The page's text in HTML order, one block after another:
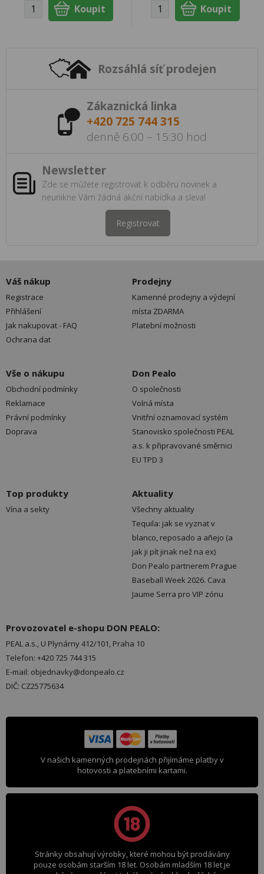
Rozsáhlá síť prodejen
Zákaznická linka
+420 725 744 315
denně 6:00 – 15:30 hod
Newsletter
Zde se můžete registrovat k odběru novinek a
neunikne Vám žádná akční nabídka a sleva!
Registrovat
Váš nákup
Registrace
Přihlášení
Jak nakupovat - FAQ
Ochrana dat
Prodejny
Kamenné prodejny a výdejní
místa ZDARMA
Platební možnosti
Vše o nákupu
Obchodní podmínky
Reklamace
Právní podmínky
Doprava
Don Pealo
O společnosti
Volná místa
Vnitřní oznamovací systém
Stanovisko společnosti PEAL
a.s. k připravované směrnici
EU TPD 3
Top produkty
Vína a sekty
Aktuality
Všechny aktuality
Tequila: jak se vyznat v
blanco, reposado a añejo (a
jak ji pít jinak než na ex)
Don Pealo partnerem Prague
Baseball Week 2026. Cava
Jaume Serra pro VIP zónu
Provozovatel e-shopu DON PEALO:
PEAL a.s., U Plynárny 412/101, Praha 10
Telefon: +420 725 744 315
E-mail: objednavky@donpealo.cz
DIČ: CZ25775634
V našich kamenných prodejnách přijímáme platby v
hotovosti a platebními kartami.
Stránky obsahují výrobky, které mohou být prodávány
pouze osobám starším 18 let. Osobám mladším 18 let je